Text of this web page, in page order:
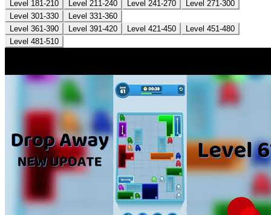
Level 181-210
Level 211-240 Level 241-270
Level 271-300
Level 301-330
Level 331-360
Level 361-390
Level 391-420 Level 421-450
Level 451-480
Level 481-510